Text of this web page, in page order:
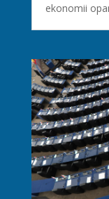
ekonomii